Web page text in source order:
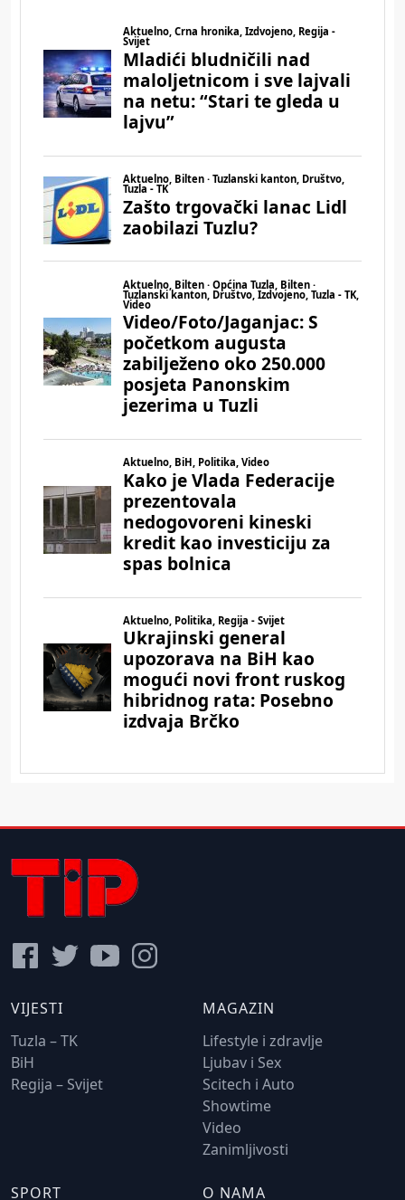
VIJESTI
Tuzla – TK
BiH
Regija – Svijet
MAGAZIN
Lifestyle i zdravlje
Ljubav i Sex
Scitech i Auto
Showtime
Video
Zanimljivosti
SPORT O NAMA